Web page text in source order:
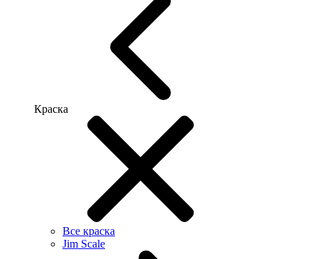
Краска
Все краска
Jim Scale